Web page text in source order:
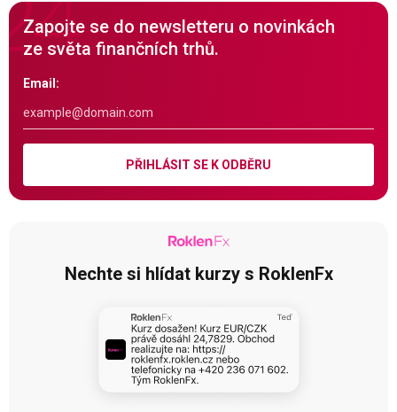
Zapojte se do newsletteru o novinkách
ze světa finančních trhů.
Email:
PŘIHLÁSIT SE K ODBĚRU
Nechte si hlídat kurzy s RoklenFx